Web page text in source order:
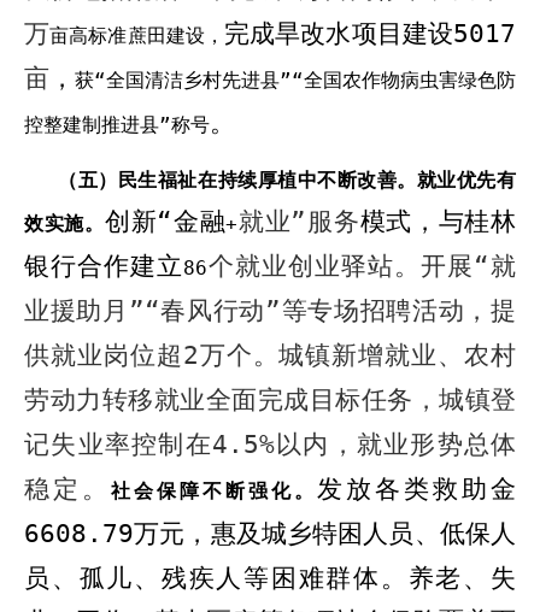
万亩高标准蔗田建设， 完成旱改水项目建设5017
亩 ， 获“全国清洁乡村先进县”“全国农作物病虫害绿色防
控整建制推进县”称号。
（五）民生福祉在持续厚植中不断改善。 就业优先有
效实施。 创新“金融+就业”服务模式 ，与桂林
银行合作建立86个就业创业驿站。开展“就
业援助月”“春风行动”等专场招聘活动，提
供就业岗位超2万个。城镇新增就业、农村
劳动力转移就业全面完成目标任务，城镇登
记失业率控制在4.5%以内，就业形势总体
稳定。
社会保障不断强化。 发放各类救助金
6608.79万元 ，惠及城乡特困人员、低保人
员、孤儿、残疾人等困难群体。养老、失